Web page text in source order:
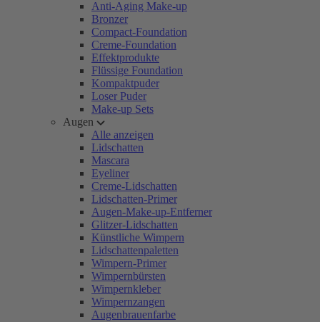
Anti-Aging Make-up
Bronzer
Compact-Foundation
Creme-Foundation
Effektprodukte
Flüssige Foundation
Kompaktpuder
Loser Puder
Make-up Sets
Augen
Alle anzeigen
Lidschatten
Mascara
Eyeliner
Creme-Lidschatten
Lidschatten-Primer
Augen-Make-up-Entferner
Glitzer-Lidschatten
Künstliche Wimpern
Lidschattenpaletten
Wimpern-Primer
Wimpernbürsten
Wimpernkleber
Wimpernzangen
Augenbrauenfarbe